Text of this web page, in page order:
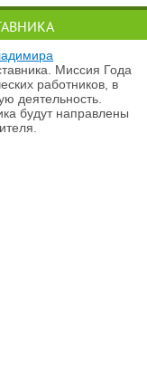
Миссия Года
работников, в
деятельность.
будут направлены